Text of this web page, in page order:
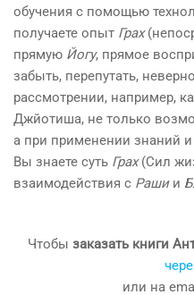
обучения с помощью
получаете опыт Грах
прямую Йогу, прямое
забыть, перепутать,
рассмотрении, например,
Джйотиша, не только
а при применении знаний и
Вы знаете суть Грах(Сил
взаимодействия с Рашии
Чтобы заказать книги
или на